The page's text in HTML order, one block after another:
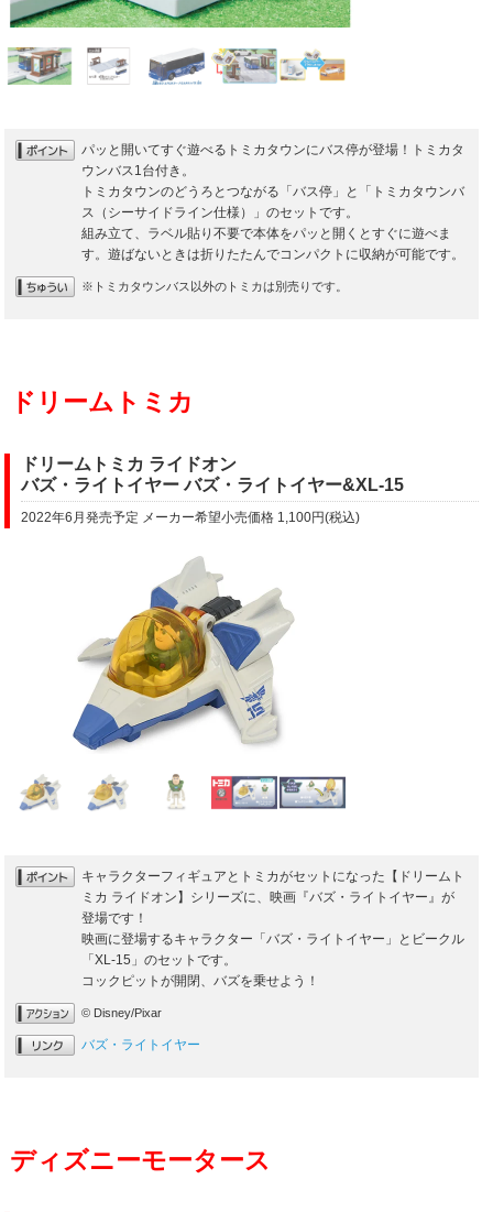
パッと開いてすぐ遊べるトミカタウンにバス停が登場！トミカタ
ウンバス1台付き。
トミカタウンのどうろとつながる「バス停」と「トミカタウンバ
ス（シーサイドライン仕様）」のセットです。
組み立て、ラベル貼り不要で本体をパッと開くとすぐに遊べま
す。遊ばないときは折りたたんでコンパクトに収納が可能です。
※トミカタウンバス以外のトミカは別売りです。
ドリームトミカ
ドリームトミカ ライドオン
バズ・ライトイヤー バズ・ライトイヤー&XL-15
2022年6月発売予定 メーカー希望小売価格 1,100円(税込)
キャラクターフィギュアとトミカがセットになった【ドリームト
ミカ ライドオン】シリーズに、映画『バズ・ライトイヤー』が
登場です！
映画に登場するキャラクター「バズ・ライトイヤー」とビークル
「XL-15」のセットです。
コックピットが開閉、バズを乗せよう！
© Disney/Pixar
バズ・ライトイヤー
ディズニーモータース